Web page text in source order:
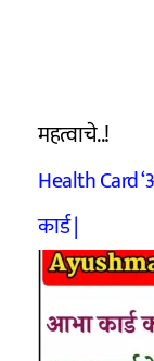
महत्वाचे..!
Health Card
कार्ड |